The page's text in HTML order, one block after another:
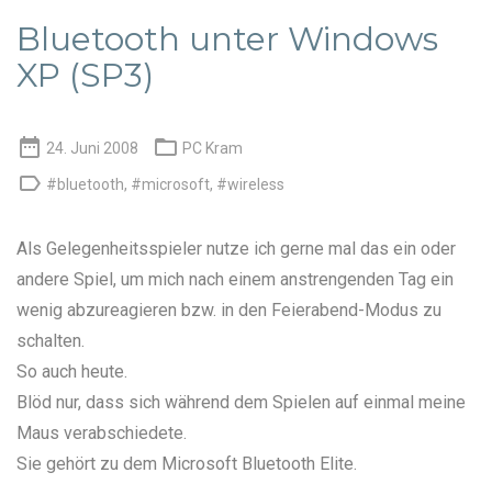
Bluetooth unter Windows
XP (SP3)
 24. Juni 2008  PC Kram
 #bluetooth, #microsoft, #wireless
Als Gelegenheitsspieler nutze ich gerne mal das ein oder
andere Spiel, um mich nach einem anstrengenden Tag ein
wenig abzureagieren bzw. in den Feierabend-Modus zu
schalten.
So auch heute.
Blöd nur, dass sich während dem Spielen auf einmal meine
Maus verabschiedete.
Sie gehört zu dem Microsoft Bluetooth Elite.